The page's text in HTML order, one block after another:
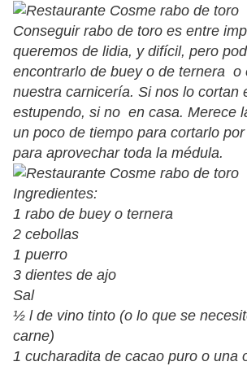
Conseguir rabo de toro es entre
queremos de lidia, y difícil, pero
encontrarlo de buey o de ternera o
nuestra carnicería. Si nos lo cortan
estupendo, si no en casa. Merece
un poco de tiempo para cortarlo
para aprovechar toda la médula.
Ingredientes:
1 rabo de buey o ternera
2 cebollas
1 puerro
3 dientes de ajo
Sal
½ l de vino tinto (o lo que se
carne)
1 cucharadita de cacao puro o una